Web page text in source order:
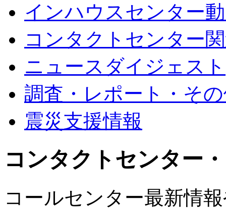
インハウスセンター
コンタクトセンター
ニュースダイジェスト
調査・レポート・そ
震災支援情報
コンタクトセンター
コールセンター最新情